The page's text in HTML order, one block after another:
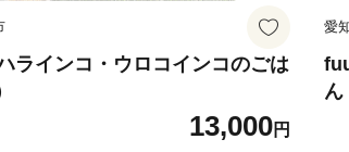
ラインコ・ウロコインコのごは
13,000円
愛
ん